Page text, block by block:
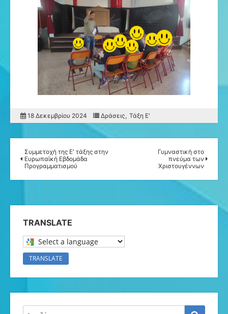
18 Δεκεμβρίου 2024 Δράσεις Τάξη Ε'
Συμμετοχή της Ε' τάξης στην
Ευρωπαϊκή Εβδομάδα
Προγραμματισμού
Γυμναστική στο
πνεύμα των
Χριστουγέννων
TRANSLATE
Select a language to translate this page
TRANSLATE